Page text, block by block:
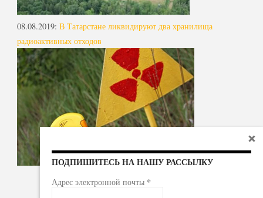
08.08.2019: В Татарстане ликвидируют два хранилища
радиоактивных отходов
ПОДПИШИТЕСЬ НА НАШУ РАССЫЛКУ
Адрес электронной почты *